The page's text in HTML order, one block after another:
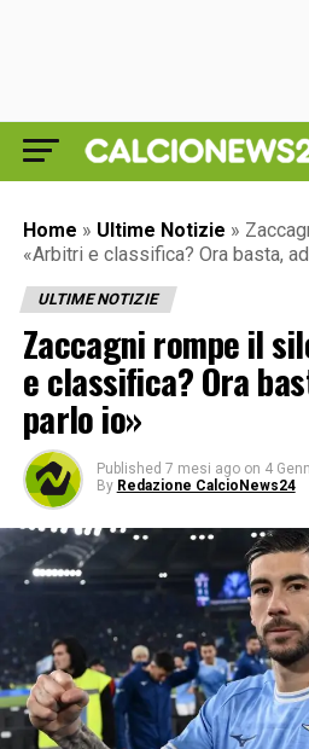
Home » Ultime Notizie »
«Arbitri e classifica? Ora basta,
ULTIME NOTIZIE
Zaccagni rompe il
e classifica? Ora
parlo io»
Published 7 mesi ago on 4
By Redazione CalcioNews24